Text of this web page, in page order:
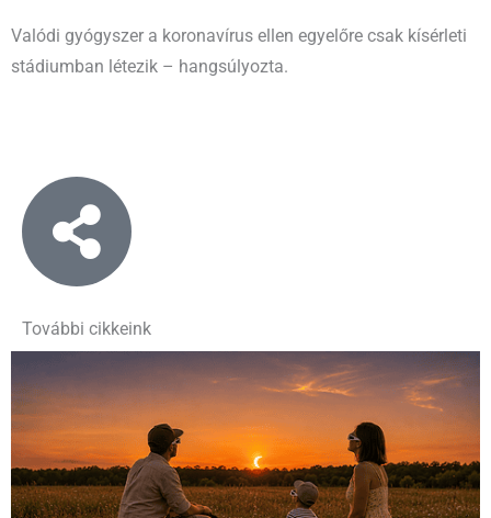
Valódi gyógyszer a koronavírus ellen egyelőre csak kísérleti
stádiumban létezik – hangsúlyozta.
További cikkeink